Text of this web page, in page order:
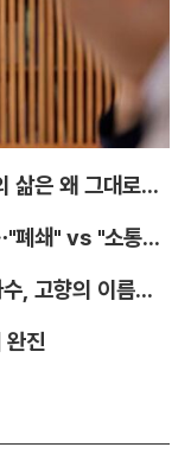
[취재석] 특별법은 생겼는데, 섬 주민의 삶은 왜 그대로인가
울릉군 자유게시판 사실상 운영 중단…"폐쇄" vs "소통창구 지켜야"
[취재석] 지역을 사랑하고 노래하는 가수, 고향의 이름을 남긴다
진